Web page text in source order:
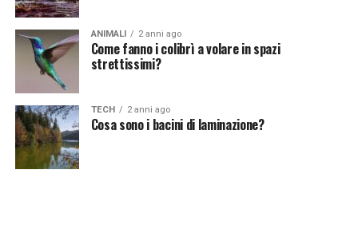
ANIMALI 2 anni ago
Come fanno i colibrì a volare in spazi
strettissimi?
TECH 2 anni ago
Cosa sono i bacini di laminazione?